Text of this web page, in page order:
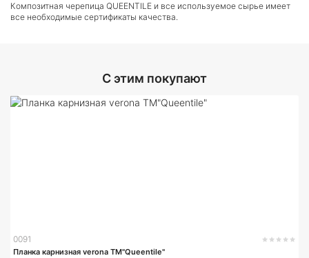
Композитная черепица QUEENTILE и все используемое сырье имеет
все необходимые сертификаты качества.
C этим покупают
0091
Планка карнизная verona TM"Queentile"